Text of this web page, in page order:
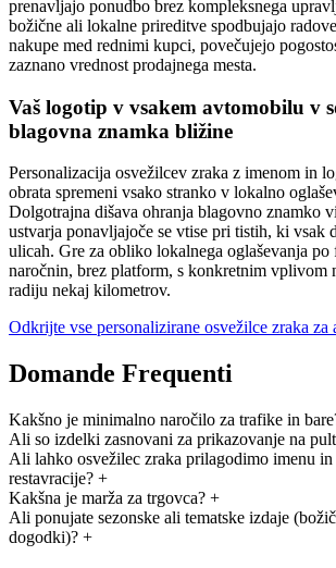
prenavljajo ponudbo brez kompleksnega
božične ali lokalne prireditve spodbujajo
nakupe med rednimi kupci, povečujejo
zaznano vrednost prodajnega mesta.
Vaš logotip v vsakem avtomobilu v
blagovna znamka bližine
Personalizacija osvežilcev zraka z imenom in
obrata spremeni vsako stranko v lokalno
Dolgotrajna dišava ohranja blagovno znamko
ustvarja ponavljajoče se vtise pri tistih, ki vsak
ulicah. Gre za obliko lokalnega oglaševanja
naročnin, brez platform, s konkretnim vplivom
radiju nekaj kilometrov.
Odkrijte vse personalizirane osvežilce zraka
Domande Frequenti
Kakšno je minimalno naročilo za trafike in
Ali so izdelki zasnovani za prikazovanje na
Ali lahko osvežilec zraka prilagodimo imenu in
restavracije? +
Kakšna je marža za trgovca? +
Ali ponujate sezonske ali tematske izdaje
dogodki)? +